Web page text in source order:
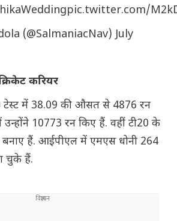
pic.twitter.com/
(@SalmaniacNav)July
करियर
टेस्ट में 38.09 की औसत से 4876 रन
10773 रन किए हैं. वहीं टी20 के
हैं. आईपीएल में एमएस धोनी 264
चुके हैं.